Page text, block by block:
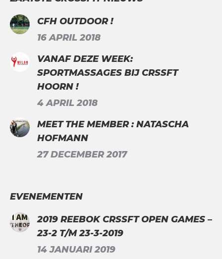
CFH OUTDOOR !
16 APRIL 2018
VANAF DEZE WEEK:
SPORTMASSAGES BIJ CRSSFT
HOORN !
4 APRIL 2018
MEET THE MEMBER : NATASCHA
HOFMANN
27 DECEMBER 2017
EVENEMENTEN
2019 REEBOK CRSSFT OPEN GAMES –
23-2 T/M 23-3-2019
14 JANUARI 2019